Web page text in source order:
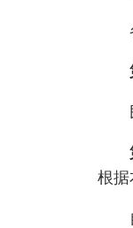
各
民
根据
自